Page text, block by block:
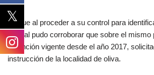
Ya que al proceder a su control para
policial pudo corroborar que sobre el mismo
detención vigente desde el año 2017,
instrucción de la localidad de oliva.